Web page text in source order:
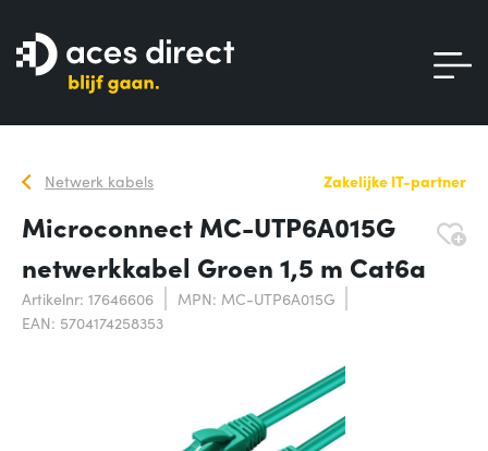
Netwerk kabels Zakelijke IT-partner
Microconnect MC-UTP6A015G
netwerkkabel Groen 1,5 m Cat6a
Artikelnr: 17646606
MPN: MC-UTP6A015G
EAN: 5704174258353